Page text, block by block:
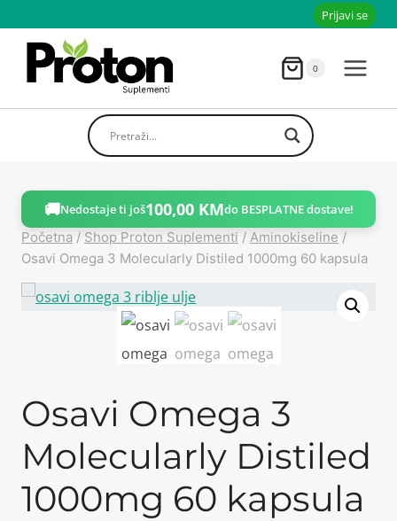
sadržaja
Prijavi se
0
🚚Nedostaje ti još100,00 KMdo BESPLATNE dostave!
Početna / Shop Proton Suplementi / Aminokiseline /
Osavi Omega 3 Molecularly Distiled 1000mg 60 kapsula
Osavi Omega 3
Molecularly Distiled
1000mg 60 kapsula